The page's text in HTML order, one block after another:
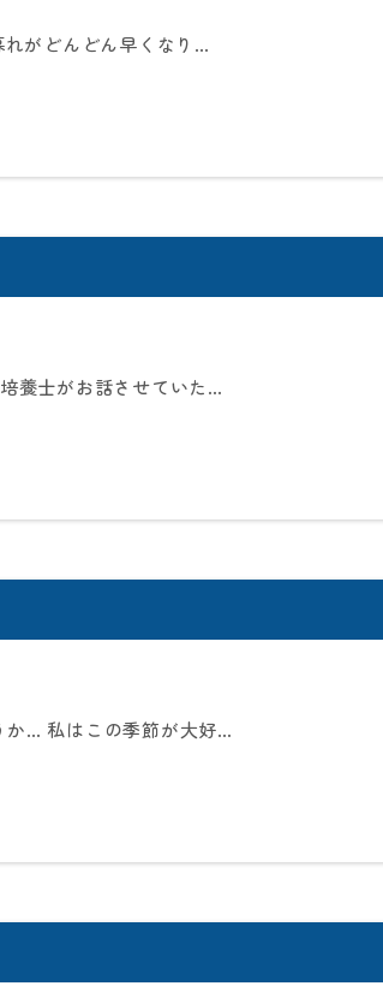
がどんどん早くなり…
養士がお話させていた…
か… 私はこの季節が大好…